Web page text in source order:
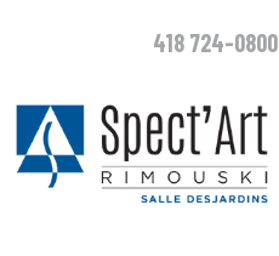
418 724-0800